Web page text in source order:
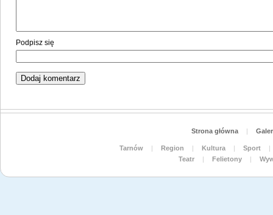
Podpisz się
Strona główna |
Tarnów | Region | Kultura | Sport
|
Teatr
| Felietony |